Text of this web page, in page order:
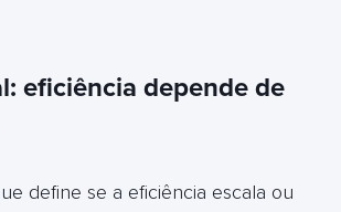
eficiência depende de
define se a eficiência escala ou